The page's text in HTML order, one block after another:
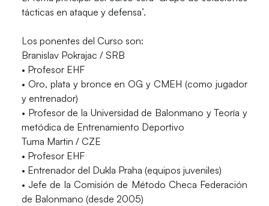
tácticas en ataque y defensa’.
Los ponentes del Curso son:
Branislav Pokrajac / SRB
• Profesor EHF
• Oro, plata y bronce en OG y CMEH (como jugador
y entrenador)
• Profesor de la Universidad de Balonmano y Teoría y
metódica de Entrenamiento Deportivo
Tuma Martin / CZE
• Profesor EHF
• Entrenador del Dukla Praha (equipos juveniles)
• Jefe de la Comisión de Método Checa Federación
de Balonmano (desde 2005)